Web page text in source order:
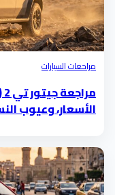
مراحعات السيارات
الأسعار، وعيوب